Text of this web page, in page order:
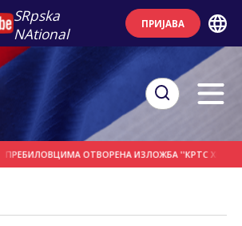
SRpska
NAtional
ПРИЈАВА
ОTВОРЕНА ИЗЛОЖБА ''КРTС